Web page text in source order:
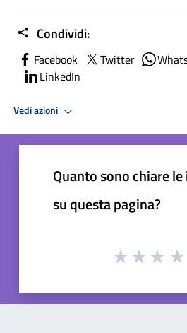
Condividi:
Facebook Twitter
LinkedIn
Vedi azioni
Quanto sono chiare
su questa pagina?